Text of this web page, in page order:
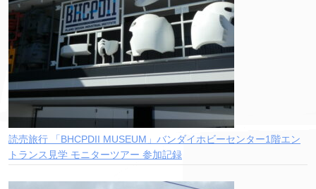
読売旅行 「BHCPDII MUSEUM」バンダイホビーセンター1階エン
トランス見学 モニターツアー 参加記録